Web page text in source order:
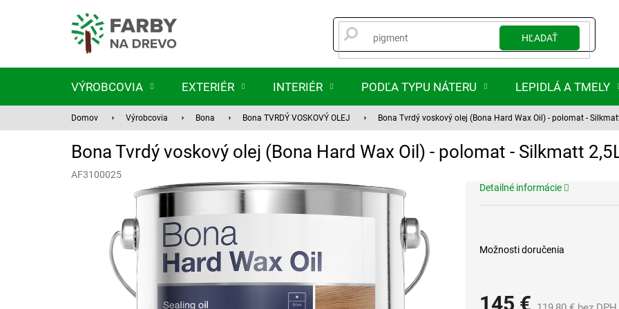
HĽADAŤ
VÝROBCOVIA EXTERIÉR INTERIÉR PODĽA TYPU NÁTERU LEPIDLÁ A TMELY
Domov Výrobcovia Bona Bona TVRDÝ VOSKOVÝ OLEJ Bona Tvrdý voskový olej (Bona Hard Wax Oil) - polomat -
Bona Tvrdý voskový olej (Bona Hard Wax Oil) - polomat - Silkmatt
AF3100025
145 €
Možnosti doručenia
Detailné informácie